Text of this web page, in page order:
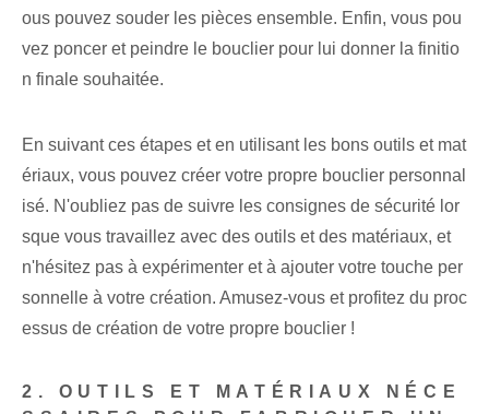
ous pouvez souder les pièces ensemble. Enfin, vous pou
vez poncer et peindre le bouclier pour lui donner la finitio
n finale souhaitée.
En suivant ces étapes et en utilisant les bons outils et mat
ériaux, vous pouvez créer votre propre bouclier personnal
isé. N'oubliez pas de suivre les consignes de sécurité lor
sque vous travaillez avec des outils et des matériaux, et
n'hésitez pas à expérimenter et à ajouter votre touche per
sonnelle à votre création. Amusez-vous et profitez du proc
essus de création de votre propre bouclier !
2. OUTILS ET MATÉRIAUX NÉCE